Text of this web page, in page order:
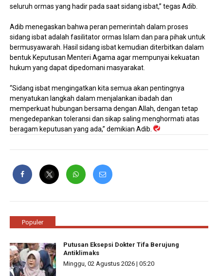
seluruh ormas yang hadir pada saat sidang isbat,” tegas Adib.
Adib menegaskan bahwa peran pemerintah dalam proses
sidang isbat adalah fasilitator ormas Islam dan para pihak untuk
bermusyawarah. Hasil sidang isbat kemudian diterbitkan dalam
bentuk Keputusan Menteri Agama agar mempunyai kekuatan
hukum yang dapat dipedomani masyarakat.
“Sidang isbat mengingatkan kita semua akan pentingnya
menyatukan langkah dalam menjalankan ibadah dan
memperkuat hubungan bersama dengan Allah, dengan tetap
mengedepankan toleransi dan sikap saling menghormati atas
beragam keputusan yang ada,” demikian Adib.
Populer
Putusan Eksepsi Dokter Tifa Berujung
Antiklimaks
Minggu, 02 Agustus 2026 | 05:20